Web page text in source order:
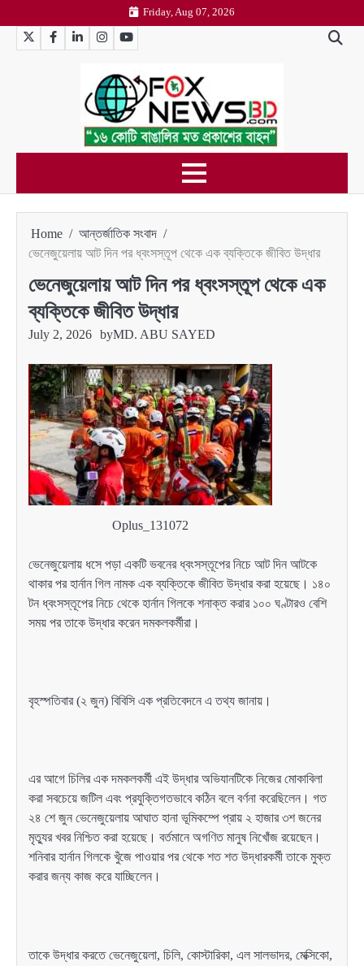
to
content
Friday, Aug 07, 2026
TwitterFacebookLinkedInInstagramYouTube
Home
আন্তর্জাতিক সংবাদ
ভেনেজুয়েলায় আট দিন পর ধ্বংসস্তূপ থেকে এক ব্যক্তিকে জীবিত উদ্ধার
ভেনেজুয়েলায় আট দিন পর ধ্বংসস্তূপ থেকে এক
ব্যক্তিকে জীবিত উদ্ধার
July 2, 2026 byMD. ABU SAYED
Oplus_131072
ভেনেজুয়েলায় ধসে পড়া একটি ভবনের ধ্বংসস্তূপের নিচে আট দিন আটকে
থাকার পর হার্নান গিল নামক এক ব্যক্তিকে জীবিত উদ্ধার করা হয়েছে। ১৪০
টন ধ্বংসস্তূপের নিচে থেকে হার্নান গিলকে শনাক্ত করার ১০০ ঘণ্টারও বেশি
সময় পর তাকে উদ্ধার করেন দমকলকর্মীরা।
বৃহস্পতিবার (২ জুন) বিবিসি এক প্রতিবেদনে এ তথ্য জানায়।
এর আগে চিলির এক দমকলকর্মী এই উদ্ধার অভিযানটিকে নিজের মোকাবিলা
করা সবচেয়ে জটিল এবং প্রযুক্তিগতভাবে কঠিন বলে বর্ণনা করেছিলেন। গত
২৪ শে জুন ভেনেজুয়েলায় আঘাত হানা ভূমিকম্পে প্রায় ২ হাজার ৩শ জনের
মৃত্যুর খবর নিশ্চিত করা হয়েছে। বর্তমানে অগণিত মানুষ নিখোঁজ রয়েছেন।
শনিবার হার্নান গিলকে খুঁজে পাওয়ার পর থেকে শত শত উদ্ধারকর্মী তাকে মুক্ত
করার জন্য কাজ করে যাচ্ছিলেন।
তাকে উদ্ধার করতে ভেনেজুয়েলা, চিলি, কোস্টারিকা, এল সালভাদর, মেক্সিকো,